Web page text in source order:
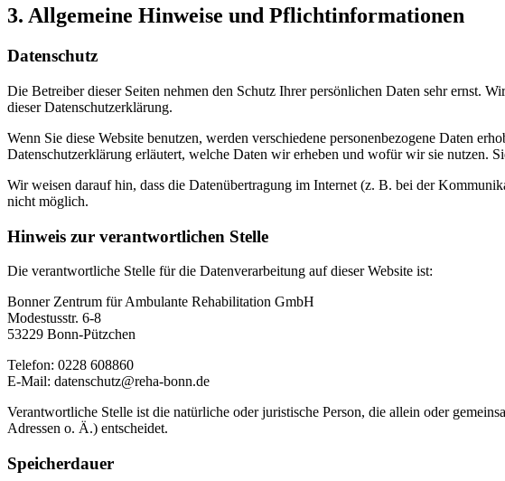
3. Allgemeine Hinweise und Pflicht­informationen
Datenschutz
Die Betreiber dieser Seiten nehmen den Schutz Ihrer persönlichen Daten sehr ernst.
dieser Datenschutzerklärung.
Wenn Sie diese Website benutzen, werden verschiedene personenbezogene Daten
Datenschutzerklärung erläutert, welche Daten wir erheben und wofür wir sie nutzen.
Wir weisen darauf hin, dass die Datenübertragung im Internet (z. B. bei der
nicht möglich.
Hinweis zur verantwortlichen Stelle
Die verantwortliche Stelle für die Datenverarbeitung auf dieser Website ist:
Bonner Zentrum für Ambulante Rehabilitation GmbH
Modestusstr. 6-8
53229 Bonn-Pützchen
Telefon: 0228 608860
E-Mail: datenschutz@reha-bonn.de
Verantwortliche Stelle ist die natürliche oder juristische Person, die allein oder
Adressen o. Ä.) entscheidet.
Speicherdauer